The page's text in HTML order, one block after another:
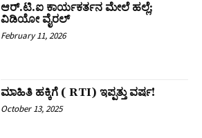
ಆರ್.ಟಿ.ಐ ಕಾರ್ಯಕರ್ತನ ಮೇಲೆ ಹಲ್ಲೆ;
ವಿಡಿಯೋ ವೈರಲ್
February 11, 2026
ಮಾಹಿತಿ ಹಕ್ಕಿಗೆ ( RTI) ಇಪ್ಪತ್ತು ವರ್ಷ!
October 13, 2025